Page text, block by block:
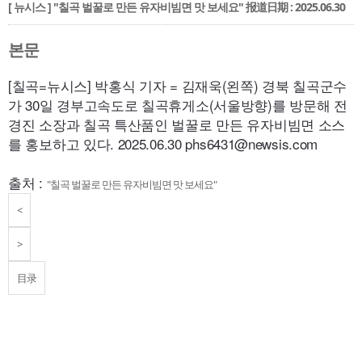
[ 뉴시스 ] "칠곡 벌꿀로 만든 유자비빔면 맛 보세요"报道日期 : 2025.06.30
본문
[칠곡=뉴시스] 박홍식 기자 = 김재욱(왼쪽) 경북 칠곡군수
가 30일 경부고속도로 칠곡휴게소(서울방향)를 방문해 전
경진 소장과 칠곡 특산품인 벌꿀로 만든 유자비빔면 소스
를 홍보하고 있다. 2025.06.30 phs6431@newsis.com
출처 : "칠곡 벌꿀로 만든 유자비빔면 맛 보세요"
<
>
目录